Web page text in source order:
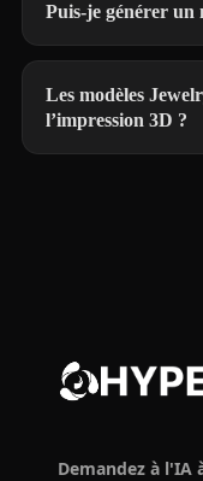
Puis-je générer un
Les modèles
l’impression 3D ?
Demandez à l'IA